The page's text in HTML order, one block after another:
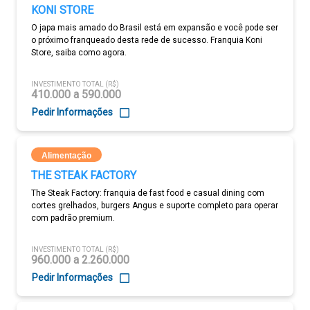
KONI STORE
O japa mais amado do Brasil está em expansão e você pode ser
o próximo franqueado desta rede de sucesso. Franquia Koni
Store, saiba como agora.
INVESTIMENTO TOTAL (R$)
410.000 a 590.000
Pedir Informações
Alimentação
THE STEAK FACTORY
The Steak Factory: franquia de fast food e casual dining com
cortes grelhados, burgers Angus e suporte completo para operar
com padrão premium.
INVESTIMENTO TOTAL (R$)
960.000 a 2.260.000
Pedir Informações